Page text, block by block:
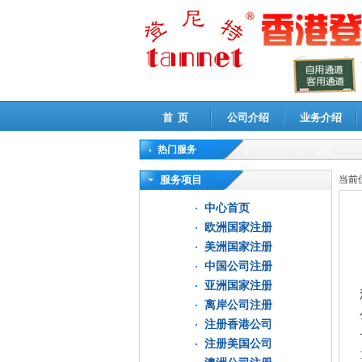
首 页 公司介绍 业务介绍
热门服务
高新技术企业认定审计|企业所得税汇算清缴申
服务项目
中心首页
欧洲国家注册
美洲国家注册
中国公司注册
亚洲国家注册
离岸公司注册
注册香港公司
注册美国公司
当前